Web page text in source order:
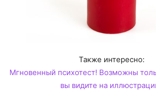
Также интересно:
Мгновенный психотест! Возможны
вы видите на